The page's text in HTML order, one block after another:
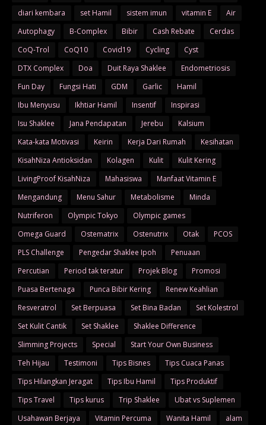
diari kembara
set Hamil sistem imun vitamin E
Air
Autophagy
B-Complex Bibir Cash Rebate
Cerdas
CoQ-Trol
CoQ10 Covid19 Cycling
Cyst
DTX Complex
Doa Duit Raya Shaklee
Endometriosis
Fun Day
Fungsi Hati GDM Garlic
Hamil
Ibu Menyusu
Ikhtiar Hamil Insentif
Inspirasi
Isu Shaklee
Jana Pendapatan Jerebu
Kalsium
Kata-kata Motivasi
Keirin Kerja Dari Rumah
Kesihatan
KisahNiza Antioksidan
Kolagen Kulit
Kulit Kering
LivingProof KisahNiza
Mahasiswa
Manfaat Vitamin E
Mengandung
Menu Sahur Metabolisme
Minda
Nutriferon
Olympic Tokyo
Olympic games
Omega Guard
Ostematrix Ostenutrix Otak
PCOS
PLS Challenge
Pengedar Shaklee Ipoh
Penuaan
Percutian
Period tak teratur Projek Blog
Promosi
Puasa Bertenaga
Punca Bibir Kering
Renew Keahlian
Resveratrol
Set Berpuasa Set Bina Badan
Set Kolestrol
Set Kulit Cantik
Set Shaklee
Shaklee Difference
Slimming Projects
Special
Start Your Own Business
Teh Hijau
Testimoni Tips Bisnes
Tips Cuaca Panas
Tips Hilangkan Jeragat
Tips Ibu Hamil
Tips Produktif
Tips Travel
Tips kurus Trip Shaklee
Ubat vs Suplemen
Usahawan Berjaya
Vitamin Percuma Wanita Hamil alam